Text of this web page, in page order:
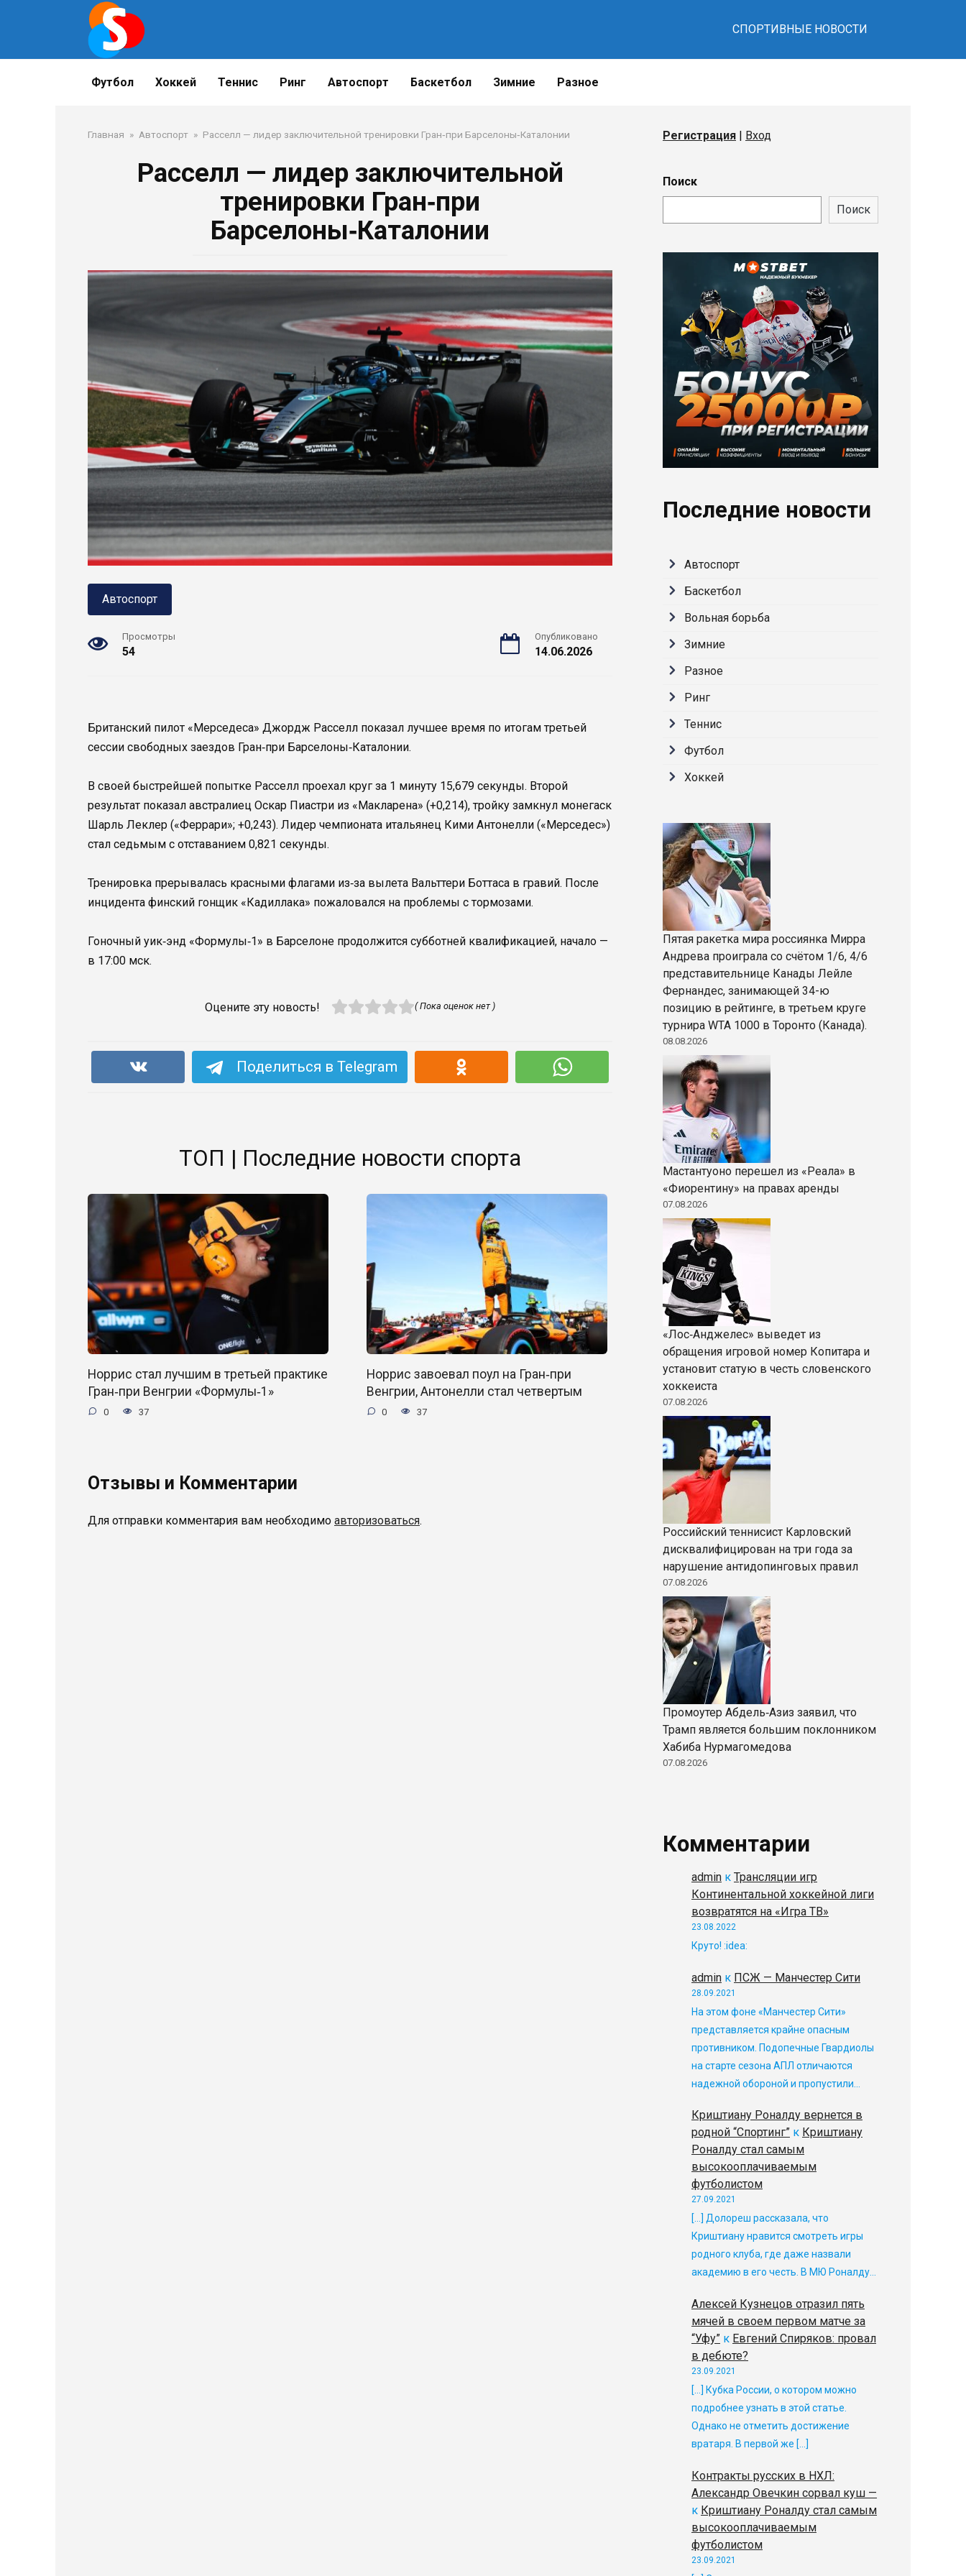
СПОРТИВНЫЕ НОВОСТИ
Футбол Хоккей Теннис Ринг Автоспорт Баскетбол Зимние Разное
Главная » Автоспорт » Расселл — лидер заключительной тренировки Гран‑при Барселоны‑Каталонии
Расселл — лидер заключительной
тренировки Гран‑при
Барселоны‑Каталонии
Автоспорт
Просмотры
54
Опубликовано
14.06.2026
Британский пилот «Мерседеса» Джордж Расселл показал лучшее время по итогам третьей
сессии свободных заездов Гран‑при Барселоны‑Каталонии.
В своей быстрейшей попытке Расселл проехал круг за 1 минуту 15,679 секунды. Второй
результат показал австралиец Оскар Пиастри из «Макларена» (+0,214), тройку замкнул монегаск
Шарль Леклер («Феррари»; +0,243). Лидер чемпионата итальянец Кими Антонелли («Мерседес»)
стал седьмым с отставанием 0,821 секунды.
Тренировка прерывалась красными флагами из‑за вылета Вальттери Боттаса в гравий. После
инцидента финский гонщик «Кадиллака» пожаловался на проблемы с тормозами.
Гоночный уик‑энд «Формулы‑1» в Барселоне продолжится субботней квалификацией, начало —
в 17:00 мск.
Оцените эту новость! ( Пока оценок нет )
Поделиться в Telegram
ТОП | Последние новости спорта
Норрис стал лучшим в третьей практике
Гран‑при Венгрии «Формулы‑1»
0 37
Норрис завоевал поул на Гран‑при
Венгрии, Антонелли стал четвертым
0 37
Отзывы и Комментарии
Для отправки комментария вам необходимо авторизоваться.
Регистрация | Вход
Поиск
Поиск
Последние новости
Автоспорт
Баскетбол
Вольная борьба
Зимние
Разное
Ринг
Теннис
Футбол
Хоккей
Пятая ракетка мира россиянка Мирра
Андрева проиграла со счётом 1/6, 4/6
представительнице Канады Лейле
Фернандес, занимающей 34-ю
позицию в рейтинге, в третьем круге
турнира WTA 1000 в Торонто (Канада).
08.08.2026
Мастантуоно перешел из «Реала» в
«Фиорентину» на правах аренды
07.08.2026
«Лос‑Анджелес» выведет из
обращения игровой номер Копитара и
установит статую в честь словенского
хоккеиста
07.08.2026
Российский теннисист Карловский
дисквалифицирован на три года за
нарушение антидопинговых правил
07.08.2026
Промоутер Абдель‑Азиз заявил, что
Трамп является большим поклонником
Хабиба Нурмагомедова
07.08.2026
Комментарии
admin к Трансляции игр
Континентальной хоккейной лиги
возвратятся на «Игра ТВ»
23.08.2022
Круто! :idea:
admin к ПСЖ — Манчестер Сити
28.09.2021
На этом фоне «Манчестер Сити»
представляется крайне опасным
противником. Подопечные Гвардиолы
на старте сезона АПЛ отличаются
надежной обороной и пропустили…
Криштиану Роналду вернется в
родной “Спортинг” к Криштиану
Роналду стал самым
высокооплачиваемым
футболистом
27.09.2021
[…] Долореш рассказала, что
Криштиану нравится смотреть игры
родного клуба, где даже назвали
академию в его честь. В МЮ Роналду…
Алексей Кузнецов отразил пять
мячей в своем первом матче за
“Уфу” к Евгений Спиряков: провал
в дебюте?
23.09.2021
[…] Кубка России, о котором можно
подробнее узнать в этой статье.
Однако не отметить достижение
вратаря. В первой же […]
Контракты русских в НХЛ:
Александр Овечкин сорвал куш —
к Криштиану Роналду стал самым
высокооплачиваемым
футболистом
23.09.2021